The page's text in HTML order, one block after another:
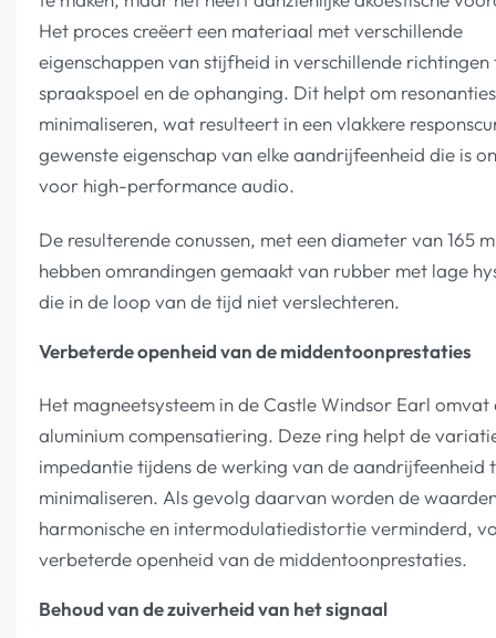
Het proces creëert een materiaal met verschillende
eigenschappen van stijfheid in verschillende richtingen
spraakspoel en de ophanging. Dit helpt om
minimaliseren, wat resulteert in een vlakkere
gewenste eigenschap van elke aandrijfeenheid die is
voor high-performance audio.
De resulterende conussen, met een diameter van 165
hebben omrandingen gemaakt van rubber met lage
die in de loop van de tijd niet verslechteren.
Verbeterde openheid van de middentoonprestaties
Het magneetsysteem in de Castle Windsor Earl omvat
aluminium compensatiering. Deze ring helpt de
impedantie tijdens de werking van de aandrijfeenheid
minimaliseren. Als gevolg daarvan worden de
harmonische en intermodulatiedistortie verminderd,
verbeterde openheid van de middentoonprestaties.
Behoud van de zuiverheid van het signaal